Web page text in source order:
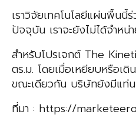
เราวิจัยเทคโนโลยีแผ่นพื้นนี้
ปัจจุบัน เราจะยังไม่ได้จำห
สำหรับโปรเจกต์ The
ตร.ม. โดยเมื่อเหยียบหรือเ
ขณะเดียวกัน บริษัทยังมีแท่น
ที่มา : https://